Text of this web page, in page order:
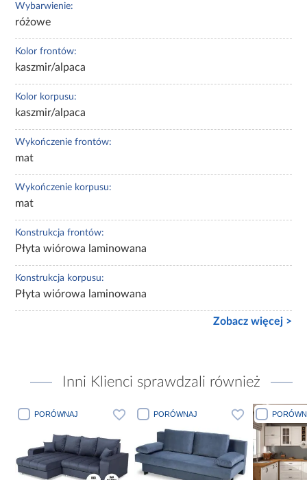
Wybarwienie:
różowe
Kolor frontów:
kaszmir/alpaca
Kolor korpusu:
kaszmir/alpaca
Wykończenie frontów:
mat
Wykończenie korpusu:
mat
Konstrukcja frontów:
Płyta wiórowa laminowana
Konstrukcja korpusu:
Płyta wiórowa laminowana
Zobacz więcej >
Inni Klienci sprawdzali również
PORÓWNAJ PORÓWNAJ